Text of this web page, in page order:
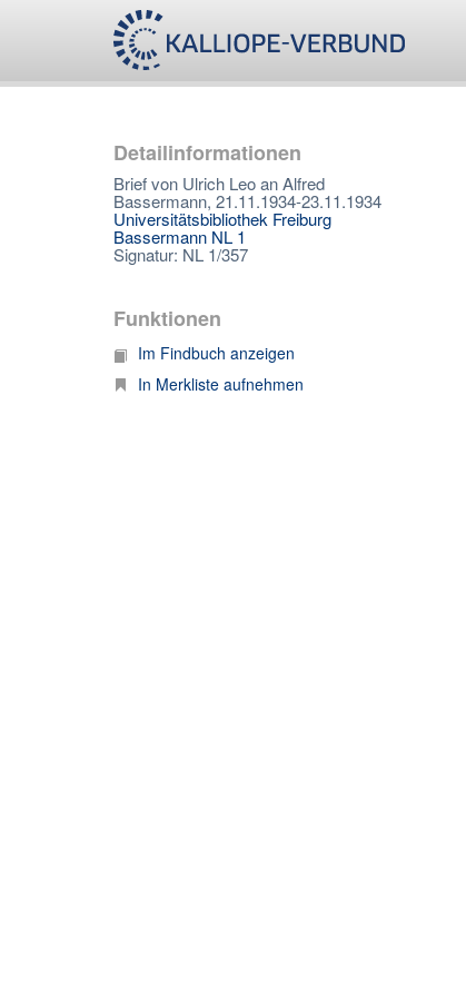
Detailinformationen
Brief von Ulrich Leo an Alfred
Bassermann, 21.11.1934-23.11.1934
Universitätsbibliothek Freiburg
Bassermann NL 1
Signatur: NL 1/357
Funktionen
Im Findbuch anzeigen
In Merkliste aufnehmen